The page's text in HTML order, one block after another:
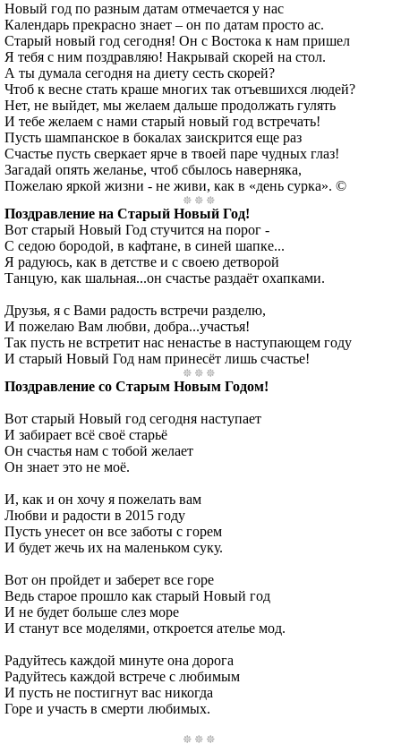
Новый год по разным датам отмечается у нас
Календарь прекрасно знает – он по датам просто ас.
Старый новый год сегодня! Он с Востока к нам пришел
Я тебя с ним поздравляю! Накрывай скорей на стол.
А ты думала сегодня на диету сесть скорей?
Чтоб к весне стать краше многих так отъевшихся людей?
Нет, не выйдет, мы желаем дальше продолжать гулять
И тебе желаем с нами старый новый год встречать!
Пусть шампанское в бокалах заискрится еще раз
Счастье пусть сверкает ярче в твоей паре чудных глаз!
Загадай опять желанье, чтоб сбылось наверняка,
Пожелаю яркой жизни - не живи, как в «день сурка». ©
Поздравление на Старый Новый Год!
Вот старый Новый Год стучится на порог -
С седою бородой, в кафтане, в синей шапке...
Я радуюсь, как в детстве и с своею детворой
Танцую, как шальная...он счастье раздаёт охапками.
Друзья, я с Вами радость встречи разделю,
И пожелаю Вам любви, добра...участья!
Так пусть не встретит нас ненастье в наступающем году
И старый Новый Год нам принесёт лишь счастье!
Поздравление со Старым Новым Годом!
Вот старый Новый год сегодня наступает
И забирает всё своё старьё
Он счастья нам с тобой желает
Он знает это не моё.
И, как и он хочу я пожелать вам
Любви и радости в 2015 году
Пусть унесет он все заботы с горем
И будет жечь их на маленьком суку.
Вот он пройдет и заберет все горе
Ведь старое прошло как старый Новый год
И не будет больше слез море
И станут все моделями, откроется ателье мод.
Радуйтесь каждой минуте она дорога
Радуйтесь каждой встрече с любимым
И пусть не постигнут вас никогда
Горе и участь в смерти любимых.